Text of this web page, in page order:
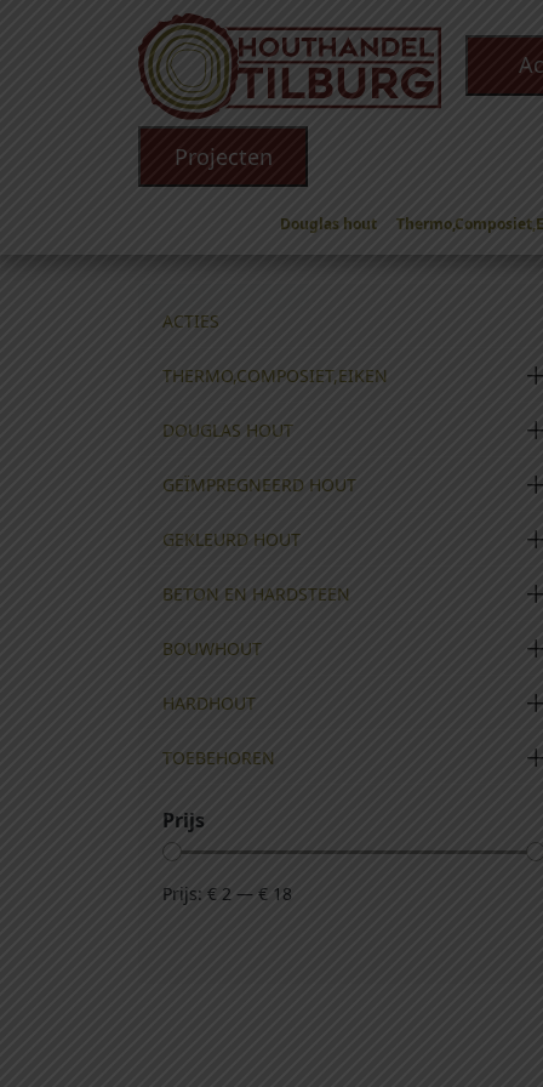
Projecten
Douglas hout
Toebehoren/ Hang en sluitwerk/
ACTIES
THERMO,COMPOSIET,EIKEN
DOUGLAS HOUT
GEÏMPREGNEERD HOUT
GEKLEURD HOUT
BETON EN HARDSTEEN
BOUWHOUT
HARDHOUT
TOEBEHOREN
Prijs
Prijs: € 2 — € 18